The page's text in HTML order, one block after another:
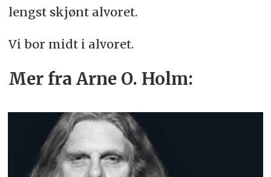
lengst skjønt alvoret.
Vi bor midt i alvoret.
Mer fra Arne O. Holm: